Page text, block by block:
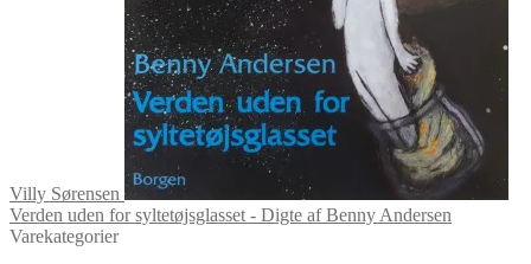
Villy Sørensen
Verden uden for syltetøjsglasset - Digte af Benny Andersen
Varekategorier